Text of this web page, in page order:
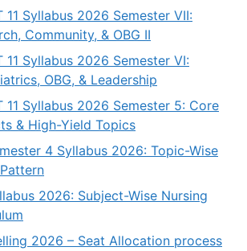
11 Syllabus 2026 Semester VII:
Community, & OBG II
11 Syllabus 2026 Semester VI:
OBG, & Leadership
11 Syllabus 2026 Semester 5: Core
& High-Yield Topics
4 Syllabus 2026: Topic-Wise
2026: Subject-Wise Nursing
2026 – Seat Allocation process